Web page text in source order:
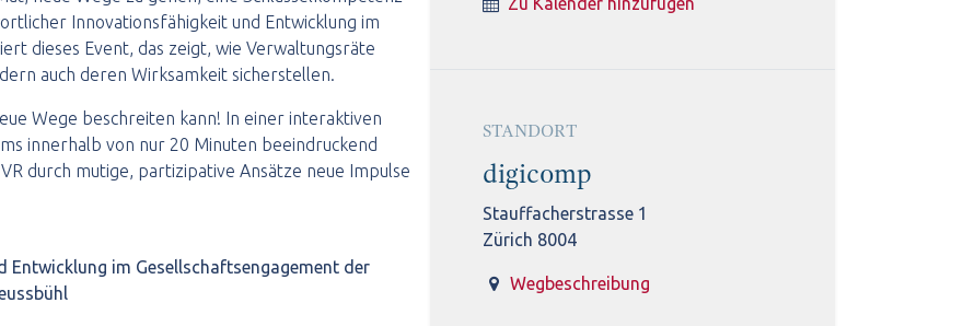
Innovationsfähigkeit und Entwicklung im
dieses Event, das zeigt, wie Verwaltungsräte
auch deren Wirksamkeit sicherstellen.
Wege beschreiten kann! In einer interaktiven
innerhalb von nur 20 Minuten beeindruckend
durch mutige, partizipative Ansätze neue Impulse
im Gesellschaftsengagement der
STANDORT
digicomp
Stauffacherstrasse 1
Zürich 8004
Wegbeschreibung